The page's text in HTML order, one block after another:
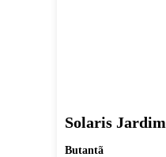
Solaris
Butantã